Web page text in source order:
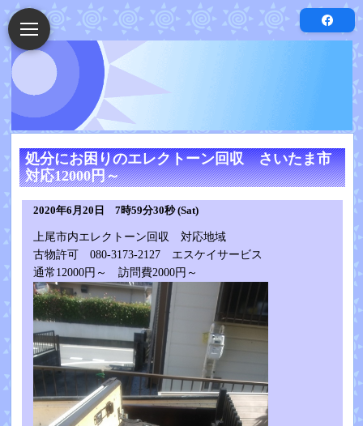
処分にお困りのエレクトーン回収 さいたま市
対応12000円～
2020年6月20日 7時59分30秒 (Sat)
上尾市内エレクトーン回収 対応地域
古物許可 080-3173-2127 エスケイサービス
通常12000円～ 訪問費2000円～